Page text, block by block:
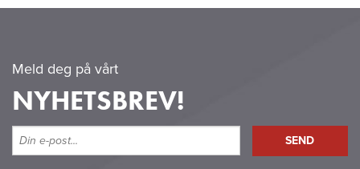
Meld deg på vårt
NYHETSBREV!